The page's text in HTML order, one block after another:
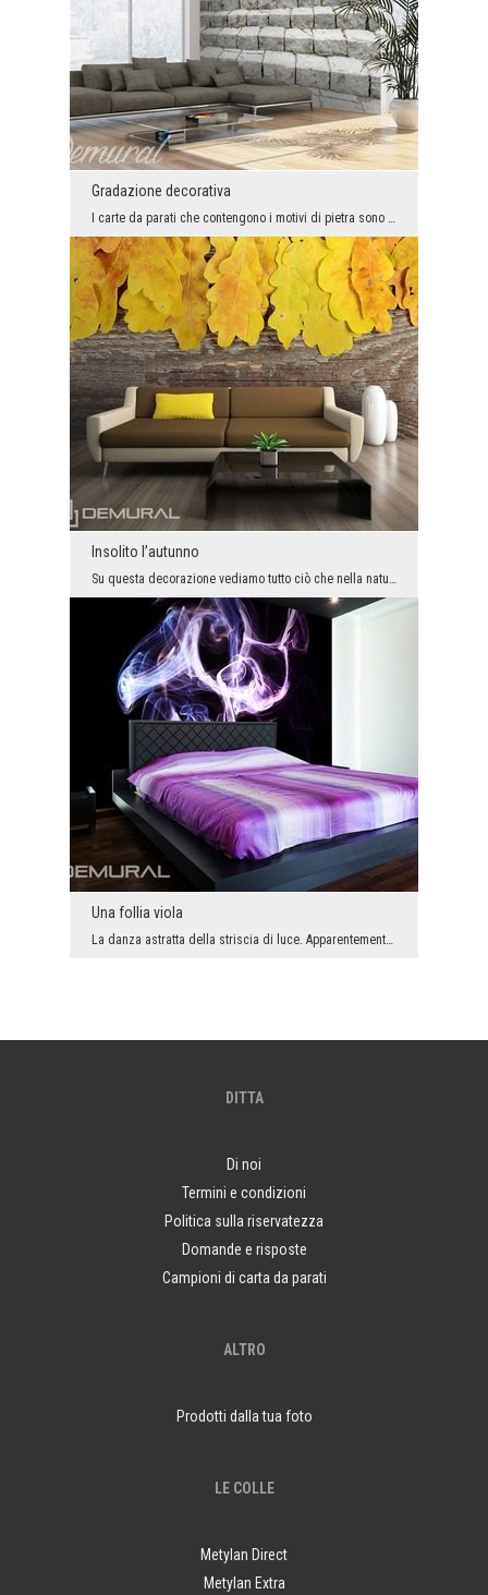
Gradazione decorativa
I carte da parati che contengono i motivi di pietra sono gli accessori molto belli e universali c...
Insolito l’autunno
Su questa decorazione vediamo tutto ciò che nella natura si può ammirare proprio in autunno. Quin...
Una follia viola
La danza astratta della striscia di luce. Apparentemente caotica, però completamente libera. Lo s...
DITTA
Di noi
Termini e condizioni
Politica sulla riservatezza
Domande e risposte
Campioni di carta da parati
ALTRO
Prodotti dalla tua foto
LE COLLE
Metylan Direct
Metylan Extra